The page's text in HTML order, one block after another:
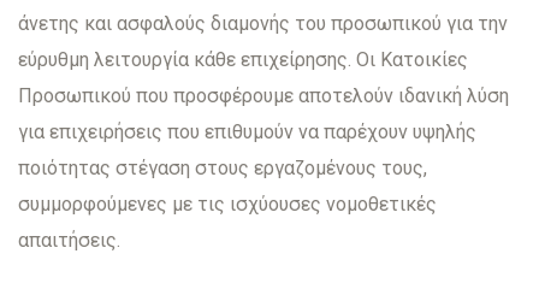
άνετης και ασφαλούς διαμονής του προσωπικού για την
εύρυθμη λειτουργία κάθε επιχείρησης. Οι Κατοικίες
Προσωπικού που προσφέρουμε αποτελούν ιδανική λύση
για επιχειρήσεις που επιθυμούν να παρέχουν υψηλής
ποιότητας στέγαση στους εργαζομένους τους,
συμμορφούμενες με τις ισχύουσες νομοθετικές
απαιτήσεις.